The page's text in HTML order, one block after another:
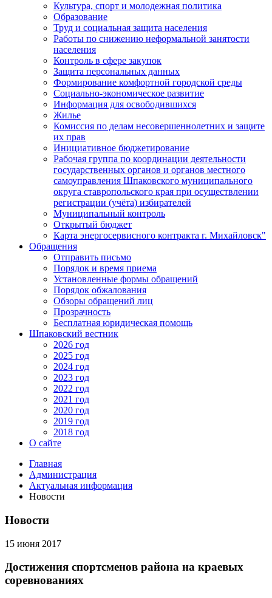
Культура, спорт и молодежная политика
Образование
Труд и социальная защита населения
Работы по снижению неформальной занятости
населения
Контроль в сфере закупок
Защита персональных данных
Формирование комфортной городской среды
Социально-экономическое развитие
Информация для освободившихся
Жилье
Комиссия по делам несовершеннолетних и защите
их прав
Инициативное бюджетирование
Рабочая группа по координации деятельности
государственных органов и органов местного
самоуправления Шпаковского муниципального
округа ставропольского края при осуществлении
регистрации (учёта) избирателей
Муниципальный контроль
Открытый бюджет
Карта энергосервисного контракта г. Михайловск"
Обращения
Отправить письмо
Порядок и время приема
Установленные формы обращений
Порядок обжалования
Обзоры обращений лиц
Прозрачность
Бесплатная юридическая помощь
Шпаковский вестник
2026 год
2025 год
2024 год
2023 год
2022 год
2021 год
2020 год
2019 год
2018 год
О сайте
Главная
Администрация
Актуальная информация
Новости
Новости
15 июня 2017
Достижения спортсменов района на краевых
соревнованиях